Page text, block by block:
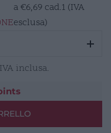
a€6,69 cad.1 (IVA
esclusa)
IVA inclusa.